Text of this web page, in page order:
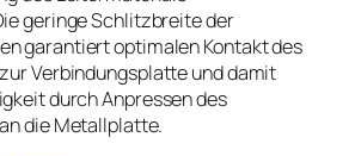
geringe Schlitzbreite der
garantiert optimalen Kontakt des
Verbindungsplatte und damit
durch Anpressen des
die Metallplatte.